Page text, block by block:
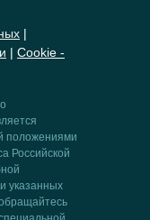
положениями
Российской
указанных
|
| Сookie -